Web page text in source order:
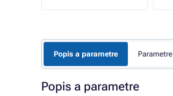
Popis a parametre Parametre
Popis a parametre